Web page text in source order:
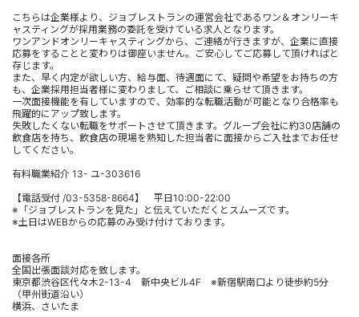
こちらは企業様より、ジョブレストランの運営会社であるワン＆オンリーキ
ャスティングが採用業務の委託を受けている求人となります。
ワンアンドオンリーキャスティングから、ご連絡が行きますが、企業に直接
応募をすることと変わりは御座いません。ご安心してご応募して頂ければと
存じます。
また、早く内定が欲しい方、給与面、待遇面にて、疑問や希望をお持ちの方
も、企業採用担当者様に変わりまして、ご相談に乗らせて頂きます。
一次面接機能を有していますので、効率的な転職活動が可能となり合格率も
飛躍的にアップ致します。
失敗したくない転職をサポートさせて頂きます。グループ会社に約30店舗の
飲食店を持ち、飲食店の現場を熟知した担当者に面接からご入社までお任せ
してください。
有料職業紹介 13- ユ-303616
【電話受付 /03-5358-8664】 平日10:00-22:00
※「ジョブレストランを見た」と伝えていただくとスムーズです。
※土日はWEBからの応募のみ受け付けております。
面接各所
全国出張面談対応を致します。
東京都渋谷区代々木2-13-4 新中央ビル4F ※新宿駅南口より徒歩約5分
（甲州街道沿い）
横浜、さいたま